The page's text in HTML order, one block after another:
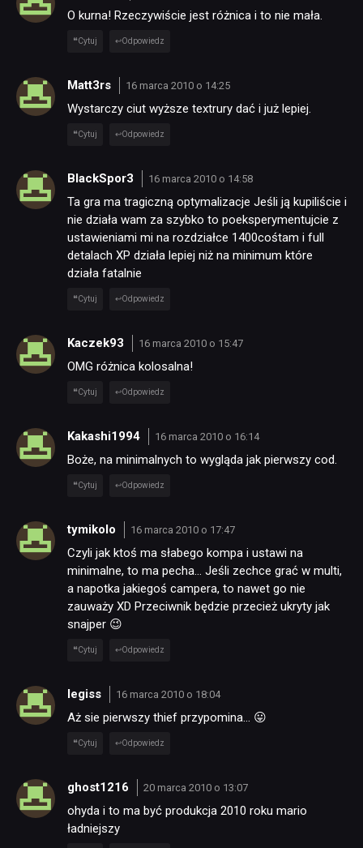
O kurna! Rzeczywiście jest różnica i to nie mała.
Cytuj Odpowiedz
Matt3rs 16 marca 2010 o 14:25
Wystarczy ciut wyższe textrury dać i już lepiej.
Cytuj Odpowiedz
BlackSpor3 16 marca 2010 o 14:58
Ta gra ma tragiczną optymalizacje Jeśli ją kupiliście i
nie działa wam za szybko to poeksperymentujcie z
ustawieniami mi na rozdziałce 1400cośtam i full
detalach XP działa lepiej niż na minimum które
działa fatalnie
Cytuj Odpowiedz
Kaczek93 16 marca 2010 o 15:47
OMG różnica kolosalna!
Cytuj Odpowiedz
Kakashi1994 16 marca 2010 o 16:14
Boże, na minimalnych to wygląda jak pierwszy cod.
Cytuj Odpowiedz
tymikolo 16 marca 2010 o 17:47
Czyli jak ktoś ma słabego kompa i ustawi na
minimalne, to ma pecha… Jeśli zechce grać w multi,
a napotka jakiegoś campera, to nawet go nie
zauważy XD Przeciwnik będzie przecież ukryty jak
snajper 😉
Cytuj Odpowiedz
legiss 16 marca 2010 o 18:04
Aż sie pierwszy thief przypomina… 😛
Cytuj Odpowiedz
ghost1216 20 marca 2010 o 13:07
ohyda i to ma być produkcja 2010 roku mario
ładniejszy